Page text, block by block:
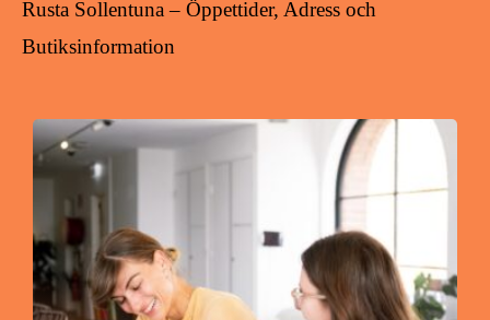
Rusta Sollentuna – Öppettider, Adress och
Butiksinformation